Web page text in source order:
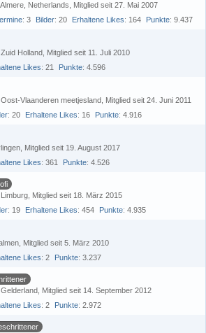
Netherlands
Mitglied seit 27. Mai 2007
3 Bilder 20 Erhaltene Likes 164 Punkte 9.437
Holland Mitglied seit 11. Juli 2010
Likes 21 Punkte 4.596
Vlaanderen meetjesland Mitglied seit 24. Juni 2011
20 Erhaltene Likes 16 Punkte 4.916
Mitglied seit 19. August 2017
Likes 361 Punkte 4.526
Mitglied seit 18. März 2015
19 Erhaltene Likes 454 Punkte 4.935
Mitglied seit 5. März 2010
Likes 2 Punkte 3.237
Mitglied seit 14. September 2012
Likes 2 Punkte 2.972